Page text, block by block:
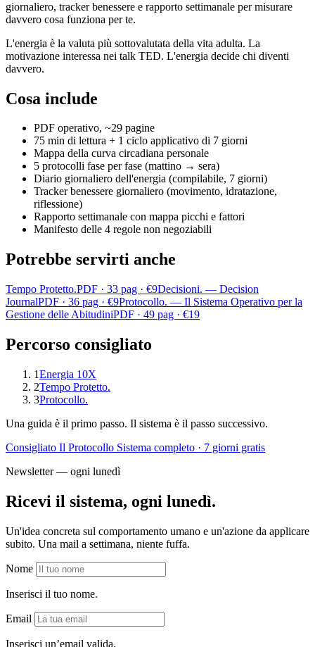
giornaliero, tracker benessere e rapporto settimanale per misurare
davvero cosa funziona per te.
L'energia è la valuta più sottovalutata della vita adulta. La
motivazione interessa nei talk TED. L'energia decide chi diventi
davvero.
Cosa include
PDF operativo, ~29 pagine
75 min di lettura + 1 ciclo applicativo di 7 giorni
Mappa della curva circadiana personale
5 protocolli fase per fase (mattino → sera)
Diario giornaliero dell'energia (compilabile, 7 giorni)
Tracker benessere giornaliero (movimento, idratazione,
riflessione)
Rapporto settimanale con mappa picchi e fattori
Manifesto delle 4 regole non negoziabili
Potrebbe servirti anche
Tempo Protetto.PDF · 33 pag · €9Decisioni. — Decision
JournalPDF · 36 pag · €9Protocollo. — Il Sistema Operativo per la
Gestione delle AbitudiniPDF · 49 pag · €19
Percorso consigliato
1Energia 10X
2Tempo Protetto.
3Protocollo.
Una guida è il primo passo. Il sistema è il passo successivo.
Consigliato Il Protocollo Sistema completo · 7 giorni gratis
Newsletter — ogni lunedì
Ricevi il sistema, ogni lunedì.
Un'idea concreta sul comportamento umano e un'azione da applicare
subito. Una mail a settimana, niente fuffa.
Nome
Inserisci il tuo nome.
Email
Inserisci un’email valida.